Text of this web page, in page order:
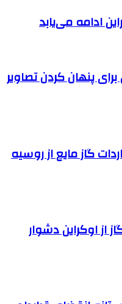
ادامه‌ می‌یابد
پنهان کردن تصاویر
گاز مایع از روسیه
از اوکراین دشوار